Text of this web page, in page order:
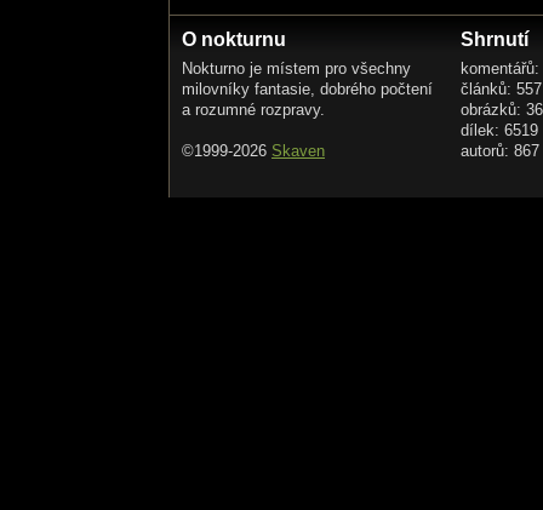
O nokturnu
Nokturno je místem pro všechny
milovníky fantasie, dobrého počtení
a rozumné rozpravy.
©1999-2026 Skaven
Shrnutí
článků: 557
obrázků:
dílek: 6519
autorů: 867